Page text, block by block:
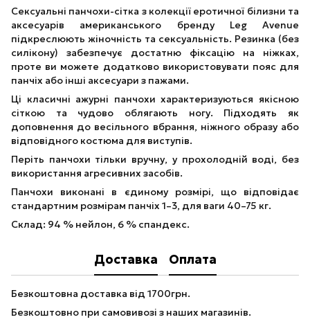
Сексуальні панчохи-сітка з колекції еротичної білизни та
аксесуарів американського бренду Leg Avenue
підкреслюють жіночність та сексуальність. Резинка (без
силікону) забезпечує достатню фіксацію на ніжках,
проте ви можете додатково використовувати пояс для
панчіх або інші аксесуари з пажами.
Ці класичні ажурні панчохи характеризуються якісною
сіткою та чудово облягають ногу. Підходять як
доповнення до весільного вбрання, ніжного образу або
відповідного костюма для виступів.
Періть панчохи тільки вручну, у прохолодній воді, без
використання агресивних засобів.
Панчохи виконані в єдиному розмірі, що відповідає
стандартним розмірам панчіх 1–3, для ваги 40–75 кг.
Склад: 94 % нейлон, 6 % спандекс.
Доставка Оплата
Безкоштовна доставка від 1700грн.
Безкоштовно при самовивозі з наших магазинів.